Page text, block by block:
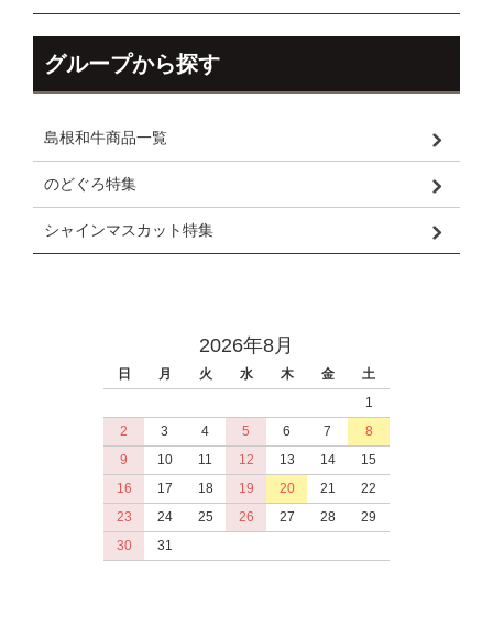
グループから探す
島根和牛商品一覧
のどぐろ特集
シャインマスカット特集
2026年8月
日 月 火 水 木 金
土
1
2
3 4 5 6 7
8
9
10 11 12 13 14
15
16
17 18 19 20 21
22
23
24 25 26 27 28
29
30
31